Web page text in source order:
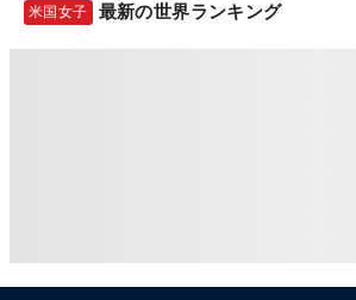
米国女子 最新の世界ランキング